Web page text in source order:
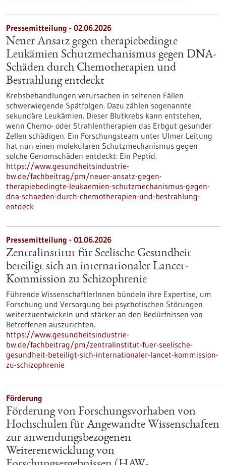
Pressemitteilung - 02.06.2026
Neuer Ansatz gegen therapiebedingte
Leukämien Schutzmechanismus gegen DNA-
Schäden durch Chemotherapien und
Bestrahlung entdeckt
Krebsbehandlungen verursachen in seltenen Fällen
schwerwiegende Spätfolgen. Dazu zählen sogenannte
sekundäre Leukämien. Dieser Blutkrebs kann entstehen,
wenn Chemo- oder Strahlentherapien das Erbgut gesunder
Zellen schädigen. Ein Forschungsteam unter Ulmer Leitung
hat nun einen molekularen Schutzmechanismus gegen
solche Genomschäden entdeckt: Ein Peptid.
https://www.gesundheitsindustrie-
bw.de/fachbeitrag/pm/neuer-ansatz-gegen-
therapiebedingte-leukaemien-schutzmechanismus-gegen-
dna-schaeden-durch-chemotherapien-und-bestrahlung-
entdeck
Pressemitteilung - 01.06.2026
Zentralinstitut für Seelische Gesundheit
beteiligt sich an internationaler Lancet-
Kommission zu Schizophrenie
Führende WissenschaftlerInnen bündeln ihre Expertise, um
Forschung und Versorgung bei psychotischen Störungen
weiterzuentwickeln und stärker an den Bedürfnissen von
Betroffenen auszurichten.
https://www.gesundheitsindustrie-
bw.de/fachbeitrag/pm/zentralinstitut-fuer-seelische-
gesundheit-beteiligt-sich-internationaler-lancet-kommission-
zu-schizophrenie
Förderung
Förderung von Forschungsvorhaben von
Hochschulen für Angewandte Wissenschaften
zur anwendungsbezogenen
Weiterentwicklung von